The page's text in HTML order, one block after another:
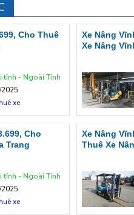
Cho Thuê
tỉnh - Ngoài Tỉnh
xe
Xe Nâng
Xe Nâng
Cho
Trang
tỉnh - Ngoài Tỉnh
xe
Xe Nâng
Thuê Xe